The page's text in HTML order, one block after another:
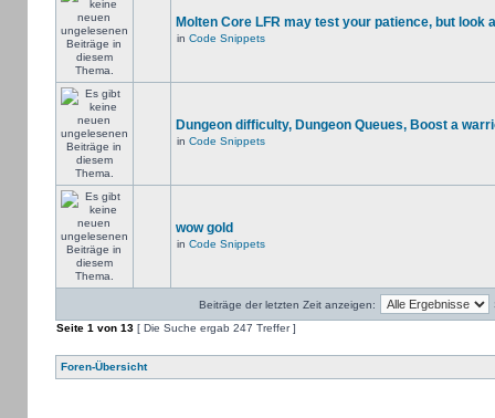
Molten Core LFR may test your patience, but look
in Code Snippets
Dungeon difficulty, Dungeon Queues, Boost a
in Code Snippets
wow gold
in Code Snippets
Beiträge der letzten Zeit anzeigen:
Seite 1 von 13[ Die Suche ergab 247 Treffer ]
Foren-Übersicht